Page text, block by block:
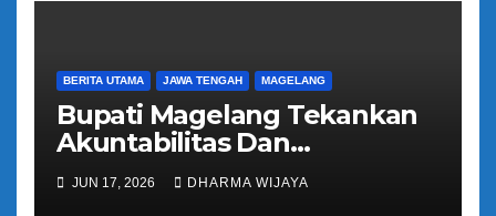
BERITA UTAMA JAWA TENGAH MAGELANG
Bupati Magelang Tekankan
Akuntabilitas Dan
Tranparansi Pengelolaan
Bantuan Keuangan Parpol
JUN 17, 2026 DHARMA WIJAYA